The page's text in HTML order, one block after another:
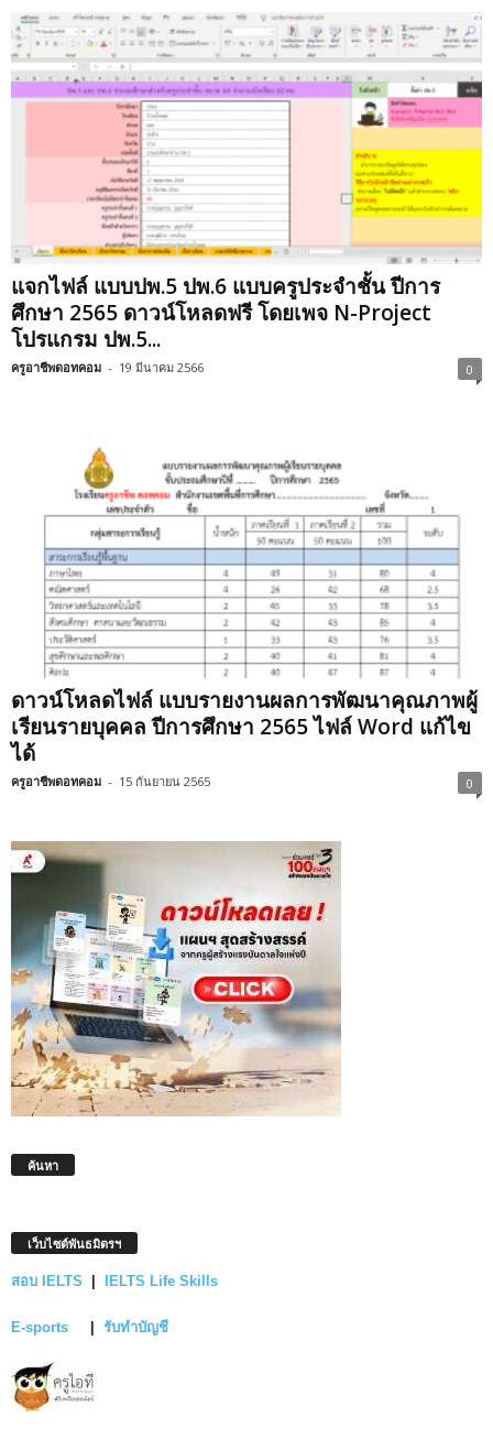
แจกไฟล์ แบบปพ.5 ปพ.6 แบบครูประจำชั้น ปีการ
ศึกษา 2565 ดาวน์โหลดฟรี โดยเพจ N-Project
โปรแกรม ปพ.5...
ครูอาชีพดอทคอม - 19 มีนาคม 2566 0
ดาวน์โหลดไฟล์ แบบรายงานผลการพัฒนาคุณภาพผู้
เรียนรายบุคคล ปีการศึกษา 2565 ไฟล์ Word แก้ไข
ได้
ครูอาชีพดอทคอม - 15 กันยายน 2565 0
ค้นหา
เว็บไซต์พันธมิตรฯ
สอบ IELTS | IELTS Life Skills
E-sports | รับทำบัญชี